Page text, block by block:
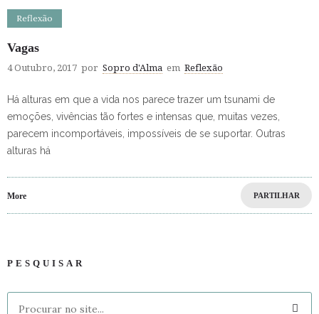
Reflexão
Vagas
4 Outubro, 2017 por Sopro d'Alma em Reflexão
Há alturas em que a vida nos parece trazer um tsunami de
emoções, vivências tão fortes e intensas que, muitas vezes,
parecem incomportáveis, impossíveis de se suportar. Outras
alturas há
More PARTILHAR
PESQUISAR